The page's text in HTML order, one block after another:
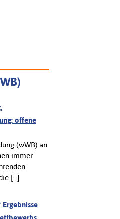
offene
(wWB) an
immer
[...]